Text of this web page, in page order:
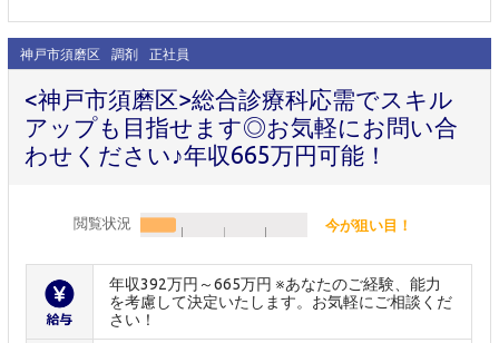
神戸市須磨区 調剤 正社員
<神戸市須磨区>総合診療科応需でスキル
アップも目指せます◎お気軽にお問い合
わせください♪年収665万円可能！
閲覧状況 今が狙い目！
年収392万円～665万円 ※あなたのご経験、能力
を考慮して決定いたします。お気軽にご相談くだ
さい！